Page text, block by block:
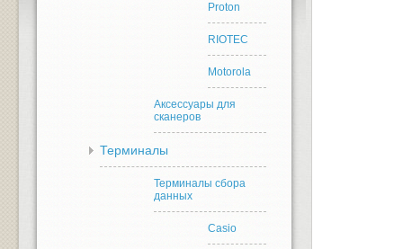
Proton
RIOTEC
Motorola
Аксессуары для
сканеров
Терминалы
Терминалы сбора
данных
Casio